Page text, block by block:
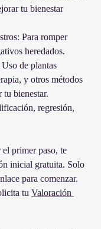
tu bienestar
Para romper
heredados.
de plantas
y otros métodos
tu bienestar.
regresión,
el primer paso, te
inicial gratuita. Solo
para comenzar.
tu Valoración